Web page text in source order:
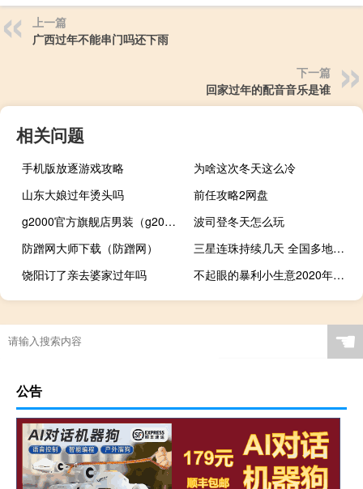
上一篇
广西过年不能串门吗还下雨
下一篇
回家过年的配音音乐是谁
相关问题
手机版放逐游戏攻略
为啥这次冬天这么冷
山东大娘过年烫头吗
前任攻略2网盘
g2000官方旗舰店男装（g2000官方旗舰店）
波司登冬天怎么玩
防蹭网大师下载（防蹭网）
三星连珠持续几天 全国多地现三星连珠天象
饶阳订了亲去婆家过年吗
不起眼的暴利小生意2020年（不起眼的暴利小生意）
☚
公告